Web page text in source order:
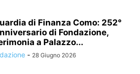
di Finanza Como: 252°
di Fondazione,
a Palazzo...
- 28 Giugno 2026